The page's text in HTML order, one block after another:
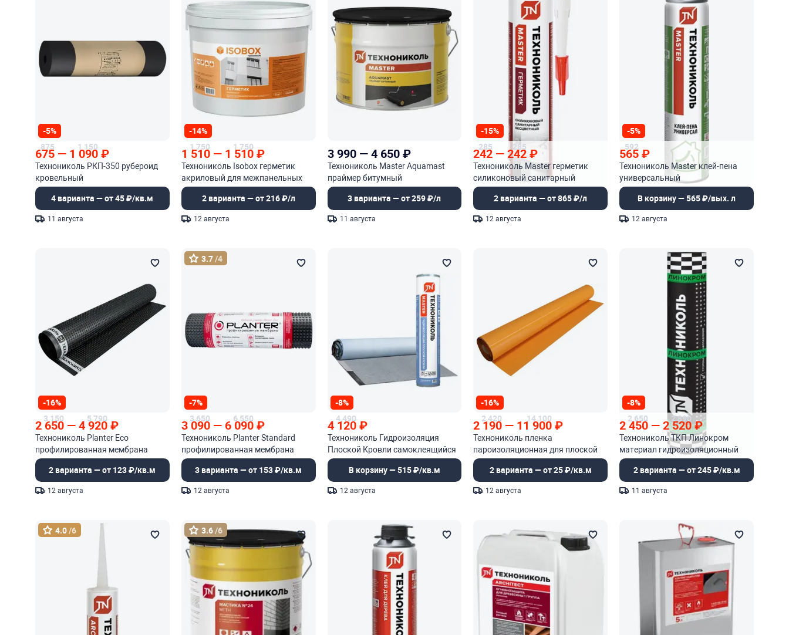
-5%
875
675 — 1 150
1 090₽
Технониколь РКП-350 рубероид
кровельный
4 варианта — от 45 ₽/кв.м
11 августа
-14%
1 750
1 510 — 1 750
1 510₽
Технониколь Isobox герметик
акриловый для межпанельных
швов
2 варианта — от 216 ₽/л
12 августа
3 990 — 4 650 ₽
Технониколь Master Aquamast
праймер битумный
3 варианта — от 259 ₽/л
11 августа
-15%
285
242 — 285
242₽
Технониколь Master герметик
силиконовый санитарный
2 варианта — от 865 ₽/л
12 августа
-5%
592
565₽
Технониколь Master клей-пена
универсальный
В корзину — 565 ₽/вых. л
12 августа
-16%
3 150
2 650 — 5 790
4 920₽
Технониколь Planter Eco
профилированная мембрана
2 варианта — от 123 ₽/кв.м
12 августа
3.7/4
-7%
3 650
3 090 — 6 550
6 090₽
Технониколь Planter Standard
профилированная мембрана
3 варианта — от 153 ₽/кв.м
12 августа
-8%
4 490
4 120 ₽
Технониколь Гидроизоляция
Плоской Кровли самоклеящийся
материал с крупнозернистой
посыпкойВ корзину — 515 ₽/кв.м
12 августа
-16%
2 420
2 190 — 14 100
11 900₽
Технониколь пленка
пароизоляционная для плоской
кровли
2 варианта — от 25 ₽/кв.м
12 августа
-8%
2 650
2 450 — 2 890
2 520₽
Технониколь ТКП Линокром
материал гидроизоляционный
кровельный
2 варианта — от 245 ₽/кв.м
11 августа
4.0/6 3.6/6